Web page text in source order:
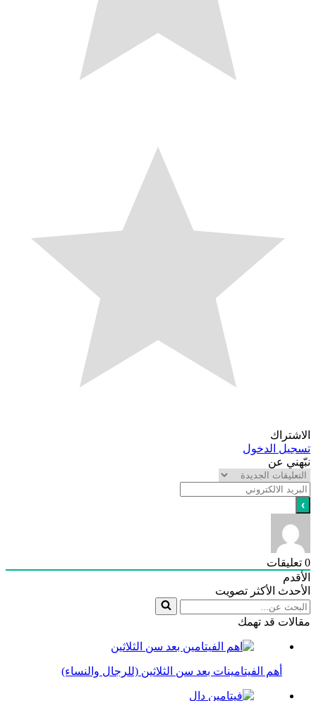
الاشتراك
تسجيل الدخول
نبّهني عن
0 تعليقات
الأقدم
الأحدث الأكثر تصويت
مقالات قد تهمك
أهم الفيتامينات بعد سن الثلاثين (للرجال والنساء)